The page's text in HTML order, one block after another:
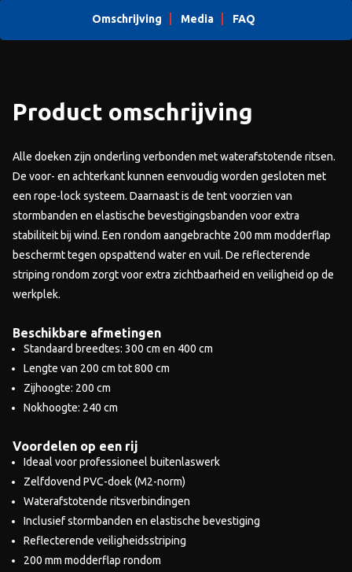
Omschrijving Media FAQ
Product omschrijving
Alle doeken zijn onderling verbonden met waterafstotende ritsen.
De voor- en achterkant kunnen eenvoudig worden gesloten met
een rope-lock systeem. Daarnaast is de tent voorzien van
stormbanden en elastische bevestigingsbanden voor extra
stabiliteit bij wind. Een rondom aangebrachte 200 mm modderflap
beschermt tegen opspattend water en vuil. De reflecterende
striping rondom zorgt voor extra zichtbaarheid en veiligheid op de
werkplek.
Beschikbare afmetingen
Standaard breedtes: 300 cm en 400 cm
Lengte van 200 cm tot 800 cm
Zijhoogte: 200 cm
Nokhoogte: 240 cm
Voordelen op een rij
Ideaal voor professioneel buitenlaswerk
Zelfdovend PVC-doek (M2-norm)
Waterafstotende ritsverbindingen
Inclusief stormbanden en elastische bevestiging
Reflecterende veiligheidsstriping
200 mm modderflap rondom